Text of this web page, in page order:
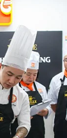
TOEIC